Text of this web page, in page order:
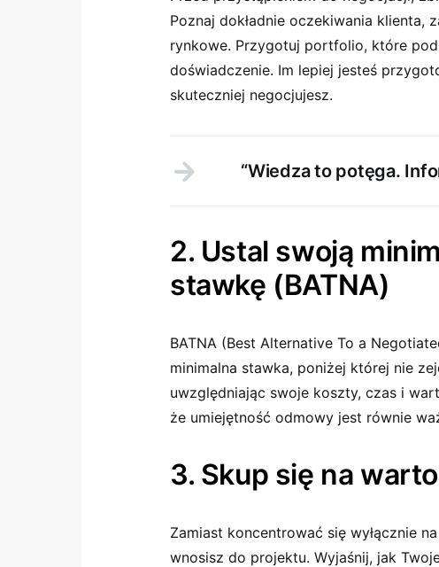
Poznaj dokładnie oczekiwania klienta,
rynkowe. Przygotuj portfolio, które
doświadczenie. Im lepiej jesteś
skuteczniej negocjujesz.
“Wiedza to potęga.
2. Ustal swoją
stawkę (BATNA)
BATNA (Best Alternative To a
minimalna stawka, poniżej której nie
uwzględniając swoje koszty, czas i
że umiejętność odmowy jest równie
3. Skup się na
Zamiast koncentrować się wyłącznie
wnosisz do projektu. Wyjaśnij, jak